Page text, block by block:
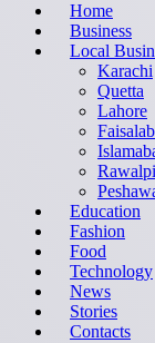
Home
Business
Local
Karachi
Quetta
Lahore
Education
Fashion
Food
Technology
News
Stories
Contacts